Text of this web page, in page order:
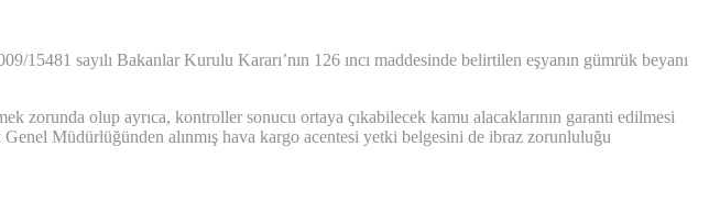
15481 sayılı Bakanlar Kurulu Kararı’nın 126 ıncı maddesinde belirtilen eşyanın gümrük beyanı
zorunda olup ayrıca, kontroller sonucu ortaya çıkabilecek kamu alacaklarının garanti edilmesi
Müdürlüğünden alınmış hava kargo acentesi yetki belgesini de ibraz zorunluluğu